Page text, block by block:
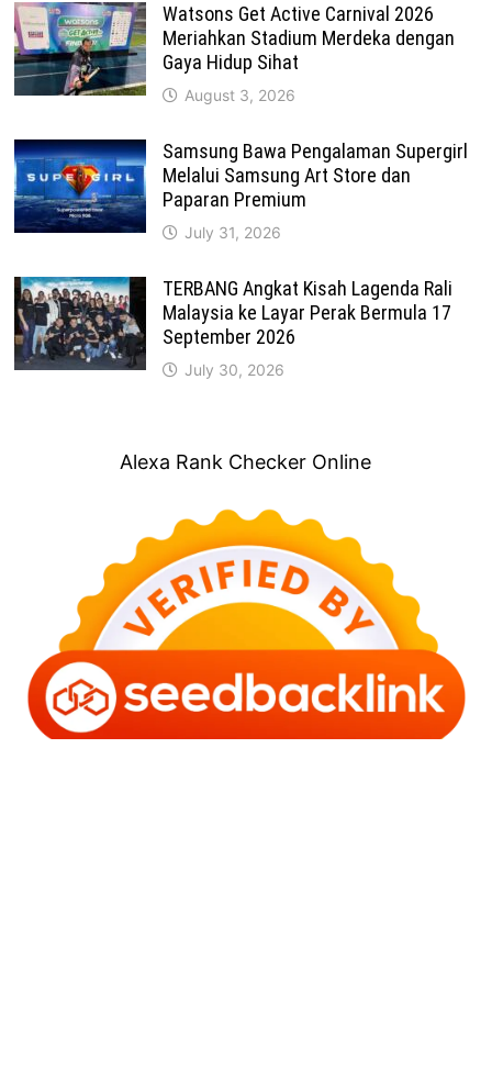
Watsons Get Active Carnival 2026
Meriahkan Stadium Merdeka dengan
Gaya Hidup Sihat
August 3, 2026
Samsung Bawa Pengalaman Supergirl
Melalui Samsung Art Store dan
Paparan Premium
July 31, 2026
TERBANG Angkat Kisah Lagenda Rali
Malaysia ke Layar Perak Bermula 17
September 2026
July 30, 2026
Alexa Rank Checker Online